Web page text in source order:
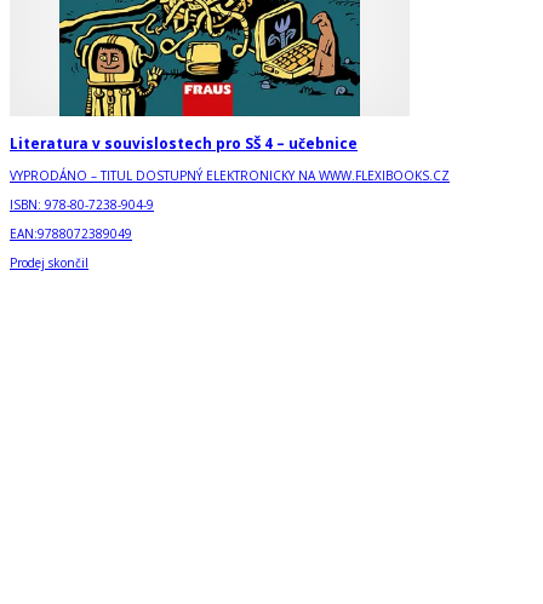
Literatura v souvislostech pro SŠ 4 – učebnice
VYPRODÁNO – TITUL DOSTUPNÝ ELEKTRONICKY NA WWW.FLEXIBOOKS.CZ
ISBN: 978-80-7238-904-9
EAN:9788072389049
Prodej skončil